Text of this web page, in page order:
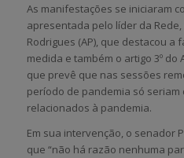
As manifestações se iniciaram
apresentada pelo líder da
Rodrigues (AP), que destacou a
medida e também o artigo 3º do
que prevê que nas sessões
período de pandemia só
relacionados à pandemia.
Em sua intervenção, o senador
que “não há razão nenhuma